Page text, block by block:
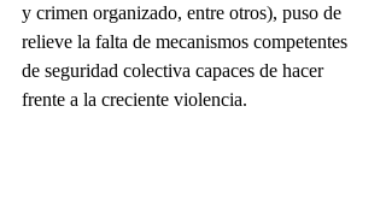
y crimen organizado, entre otros), puso de
relieve la falta de mecanismos competentes
de seguridad colectiva capaces de hacer
frente a la creciente violencia.